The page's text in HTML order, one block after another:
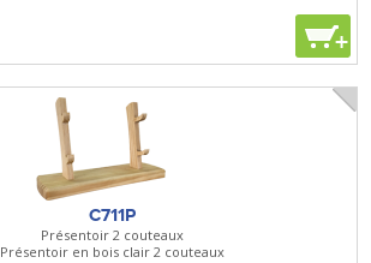
+
C711P
Présentoir 2 couteaux
Présentoir en bois clair 2 couteaux